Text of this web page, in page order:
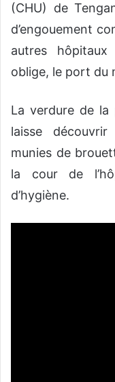
(CHU) de
d’engouement
autres
oblige, le port du
La verdure de la
laisse
munies de
la cour de
d’hygiène.